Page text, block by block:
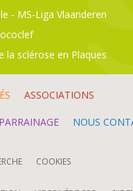
- MS-Liga Vlaanderen
la sclérose en Plaques
ASSOCIATIONS
PARRAINAGE NOUS
COOKIES